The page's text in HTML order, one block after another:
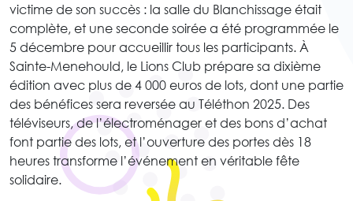
victime de son succès : la salle du Blanchissage était
complète, et une seconde soirée a été programmée le
5 décembre pour accueillir tous les participants. À
Sainte-Menehould, le Lions Club prépare sa dixième
édition avec plus de 4 000 euros de lots, dont une partie
des bénéfices sera reversée au Téléthon 2025. Des
téléviseurs, de l’électroménager et des bons d’achat
font partie des lots, et l’ouverture des portes dès 18
heures transforme l’événement en véritable fête
solidaire.